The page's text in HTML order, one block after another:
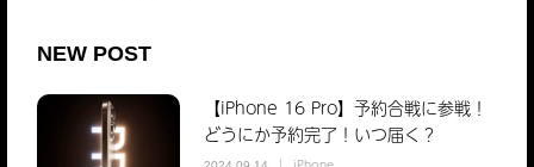
NEW POST
【iPhone 16 Pro】予約合戦に参戦！
どうにか予約完了！いつ届く？